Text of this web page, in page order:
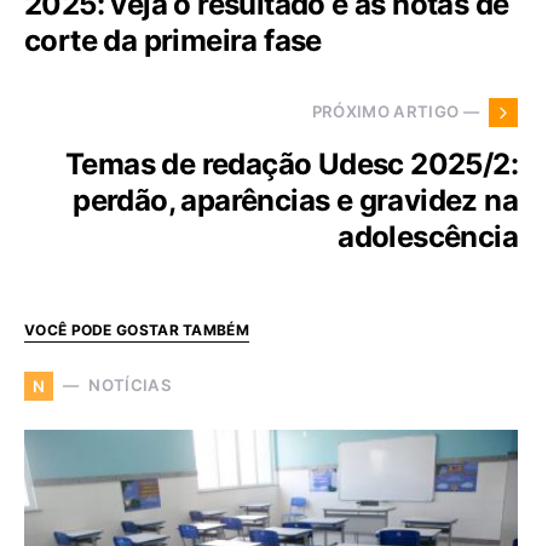
corte da primeira fase
PRÓXIMO ARTIGO —
Temas de redação Udesc 2025/2:
perdão, aparências e gravidez na
adolescência
VOCÊ PODE GOSTAR TAMBÉM
N NOTÍCIAS